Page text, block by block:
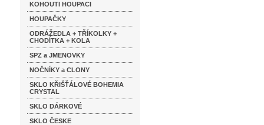
KOHOUTI HOUPACI
HOUPAČKY
ODRÁŽEDLA + TŘÍKOLKY +
CHODÍTKA + KOLA
SPZ a JMENOVKY
NOČNÍKY a CLONY
SKLO KŘIŠŤÁLOVÉ BOHEMIA
CRYSTAL
SKLO DÁRKOVÉ
SKLO ČESKE